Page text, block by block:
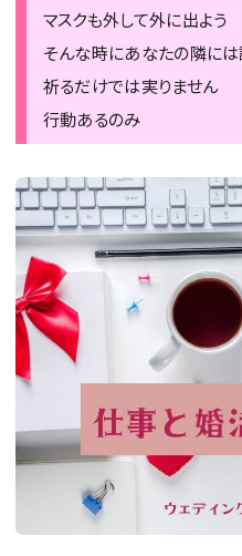
マスクも外して外に出よう
そんな時にあなたの隣には
祈るだけでは実りません
行動あるのみ